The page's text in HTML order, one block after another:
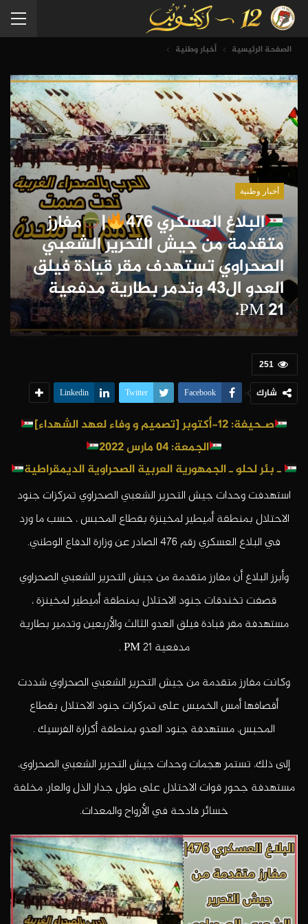
الصفحة الرئيسية أخبار وطنية
أخبار وطنية
البلاغ العسكري 476 | مفارز
متقدمة من جيش التحرير الشعبي
الصحراوي تستهدف مقر قيادة فيلق
العدو ال43 وتدمر بطارية مدفعية
PM 21.
251
شارك Facebook
Twitter
Linkedin
صـحيفة: 12-أكتوبر [تصميم و وفاء لعهد الشهداء]
الجمعة: 04 مارس 2022
ـ بئر لحلو ـ الجمهورية العربية الصحراوية الديمقراطية
استهدفت وحدات جيش التحرير الشعبي الصحراوي تمركزات جنود
الاحتلال بمنطقة أميطير لمخينزة بقطاع المحبس ، حسب ما ورد
في البلاغ العسكري رقم 476 الصادر عن وزارة الدفاع الوطني.
وأبرز البلاغ أن مفارز متقدمة من جيش التحرير الشعبي الصحراوي
قصفت تخندقات جنود الاحتلال بمنطقة أميطير لمخينزة ،
مستهدفة مقر قبادة فيلق العدو الثالث والأربعين وتدمير بطارية
مدفعية PM 21 .
وكانت مفارز متقدمة من جيش التحرير الشعبي الصحراوي شددت
أقصافها أمس الخميس على تمركزات جنود الاحتلال بقطاع
المحبس، مستهدفة جنود العدو بمنطقة أكرارة الفرسيك .
إلى ذلك، تستمر هجمات وحدات جيش التحرير الشعبي الصحراوي،
مستهدفة جحور قوات الاحتلال على طول جدار الذل والعار، مخلفة
خسائر فادحة في الأرواح والمعدات.